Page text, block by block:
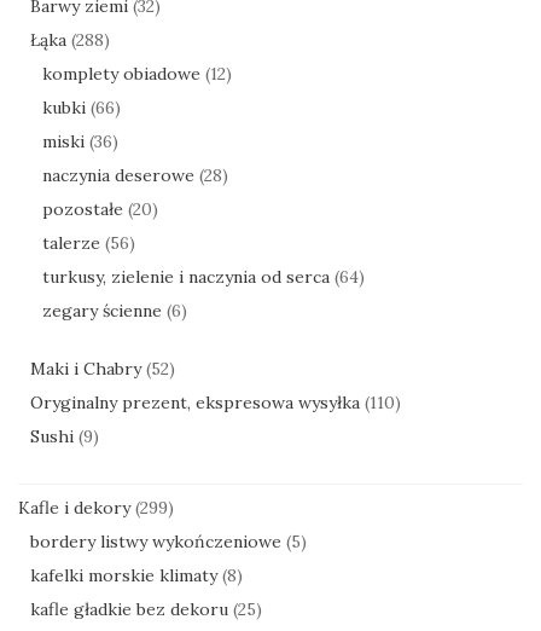
Barwy ziemi (32)
Łąka (288)
komplety obiadowe (12)
kubki (66)
miski (36)
naczynia deserowe (28)
pozostałe (20)
talerze (56)
turkusy, zielenie i naczynia od serca (64)
zegary ścienne (6)
Maki i Chabry (52)
Oryginalny prezent, ekspresowa wysyłka (110)
Sushi (9)
Kafle i dekory (299)
bordery listwy wykończeniowe (5)
kafelki morskie klimaty (8)
kafle gładkie bez dekoru (25)